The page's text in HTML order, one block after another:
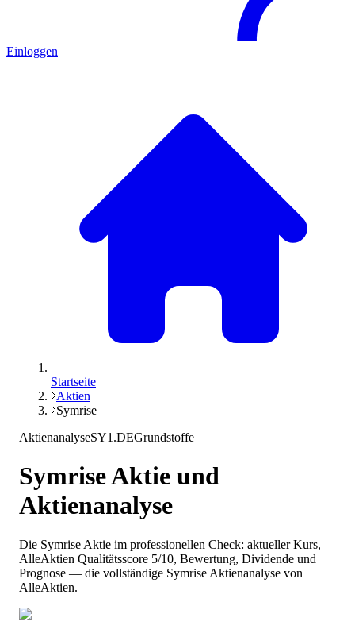
Einloggen
Startseite
Aktien
Symrise
AktienanalyseSY1.DEGrundstoffe
SymriseAktie und
Aktienanalyse
Die Symrise Aktie im professionellen Check: aktueller Kurs,
AlleAktien Qualitätsscore 5/10, Bewertung, Dividende und
Prognose — die vollständige Symrise Aktienanalyse von
AlleAktien.